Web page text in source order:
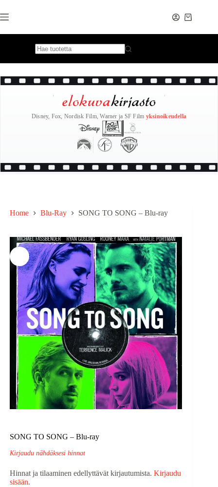
to
content
Disney, Fox, Nordisk Film, Warner ja SF Film yksinoikeudella
Home Blu-Ray SONG TO SONG – Blu-ray
SONG TO SONG – Blu-ray
Kirjaudu nähdäksesi hinnat
Hinnat ja tilaaminen edellyttävät kirjautumista. Kirjaudu
sisään.